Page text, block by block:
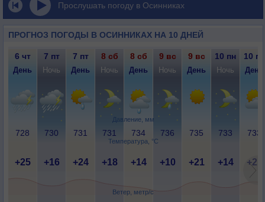
Прослушать погоду в Осинниках
ПРОГНОЗ ПОГОДЫ В ОСИННИКАХ НА 10 ДНЕЙ
Давление, мм
Температура, °C
Ветер, метр/с
6 чт 7 пт 7 пт 8 сб 8 сб 9 вс 9 вс 10 пн 10 пн
День Ночь День Ночь День Ночь День Ночь День
728 730 731 731 734 736 735 733 733
+25 +16 +24 +18 +14 +10 +21 +14 +21